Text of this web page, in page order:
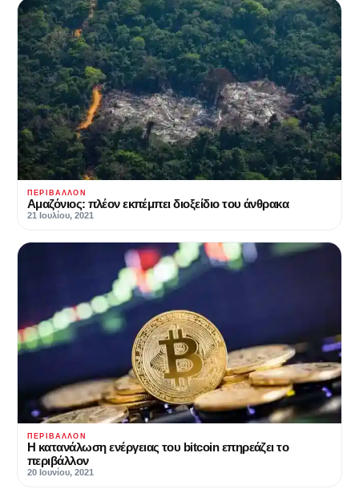
ΠΕΡΙΒΆΛΛΟΝ
Αμαζόνιος: πλέον εκπέμπει διοξείδιο του άνθρακα
21 Ιουλίου, 2021
ΠΕΡΙΒΆΛΛΟΝ
Η κατανάλωση ενέργειας του bitcoin επηρεάζει το
περιβάλλον
20 Ιουνίου, 2021